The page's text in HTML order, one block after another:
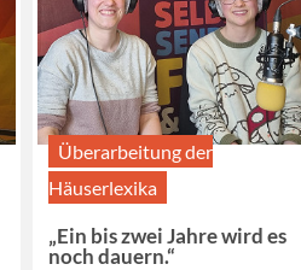
Überarbeitung der
Häuserlexika
„Ein bis zwei Jahre wird es
noch dauern.“